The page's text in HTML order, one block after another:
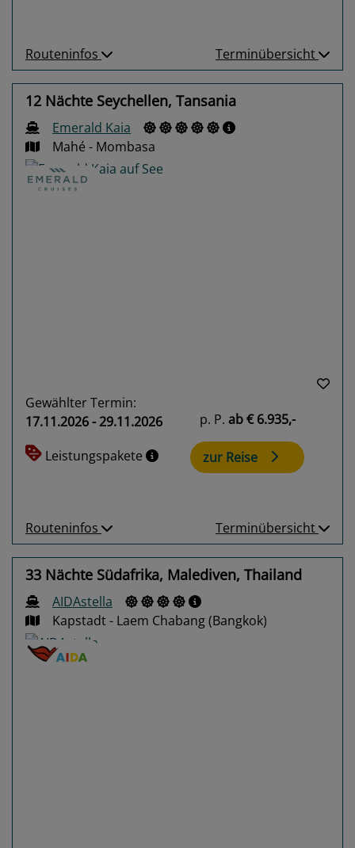
Routeninfos Terminübersicht
12 Nächte Seychellen, Tansania
Emerald Kaia
Mahé - Mombasa
Gewählter Termin:
17.11.2026 - 29.11.2026
Leistungspakete
p. P. ab€ 6.935,-
zur Reise
Routeninfos Terminübersicht
33 Nächte Südafrika, Malediven, Thailand
AIDAstella
Kapstadt - Laem Chabang (Bangkok)